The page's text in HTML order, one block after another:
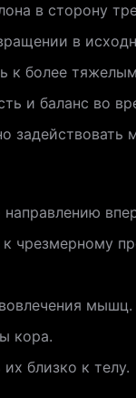
в сторону
в
к более
и баланс во
задействовать
чрезмерному
мышц.
кора.
близко к телу.